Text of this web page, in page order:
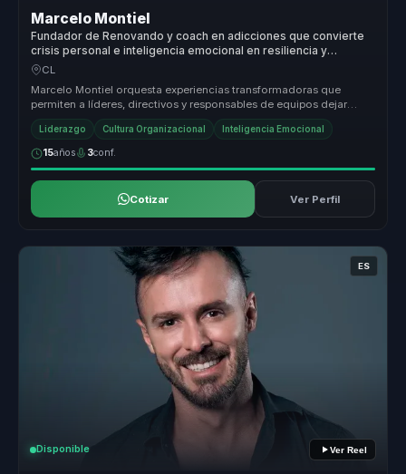
Marcelo Montiel
Fundador de Renovando y coach en adicciones que convierte
crisis personal e inteligencia emocional en resiliencia y
liderazgo humano para equipos.
CL
Marcelo Montiel orquesta experiencias transformadoras que
permiten a líderes, directivos y responsables de equipos dejar
atrás la desalin...
Liderazgo Cultura Organizacional Inteligencia Emocional
15años 3conf.
Cotizar Ver Perfil
ES
Disponible Ver Reel